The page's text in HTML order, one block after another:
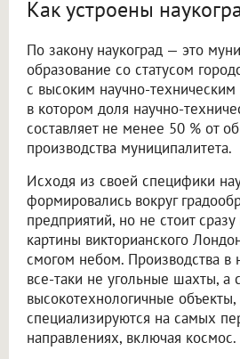
Как устроены
По закону наукоград — это
образование со статусом
с высоким научно-
в котором доля научно-
составляет не менее 50 % от
производства муниципалитета.
Исходя из своей специфики
формировались вокруг
предприятий, но не стоит сразу
картины викторианского
смогом небом. Производства в
все-таки не угольные шахты, а
высокотехнологичные
специализируются на самых
направлениях, включая космос.